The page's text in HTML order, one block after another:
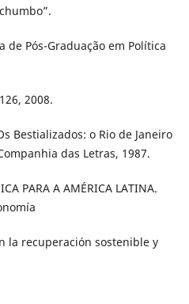
de Pós-Graduação em Política
2008.
Bestializados: o Rio de Janeiro
das Letras, 1987.
PARA A AMÉRICA LATINA.
la recuperación sostenible y